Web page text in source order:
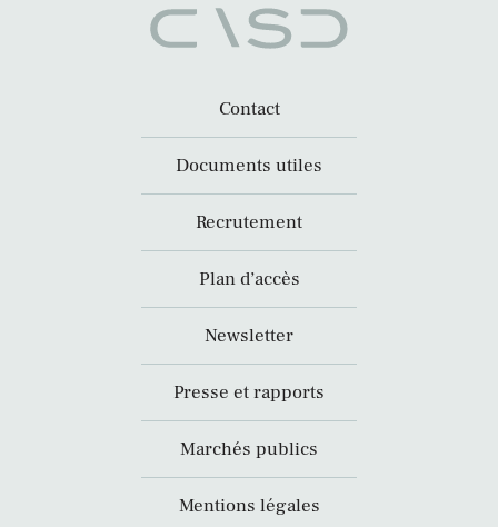
Contact
Documents utiles
Recrutement
Plan d’accès
Newsletter
Presse et rapports
Marchés publics
Mentions légales